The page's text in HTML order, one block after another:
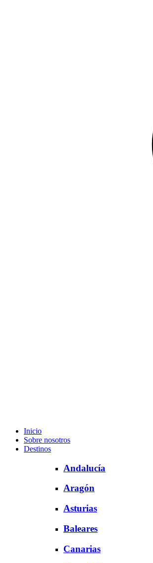
Inicio
Sobre nosotros
Destinos
Andalucía
Aragón
Asturias
Baleares
Canarias